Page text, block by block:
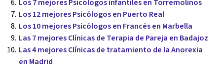
Los 7 mejores Psicólogos infantiles en Torremolinos
Los 12 mejores Psicólogos en Puerto Real
Los 10 mejores Psicólogos en Francés en Marbella
Las 7 mejores Clínicas de Terapia de Pareja en Badajoz
Las 4 mejores Clínicas de tratamiento de la Anorexia
en Madrid